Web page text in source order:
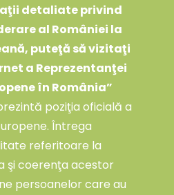
detaliate privind
al României la
puteţă să vizitaţi
a Reprezentanţei
în România”
poziţia oficială a
Întrega
referitoare la
şi coerenţa acestor
persoanelor care au